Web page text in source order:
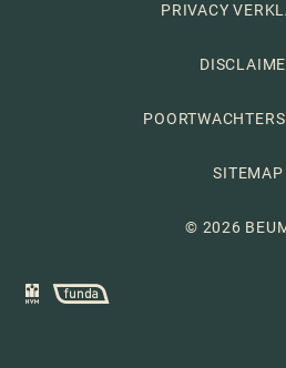
PRIVACY
SITEMAP
© 2026